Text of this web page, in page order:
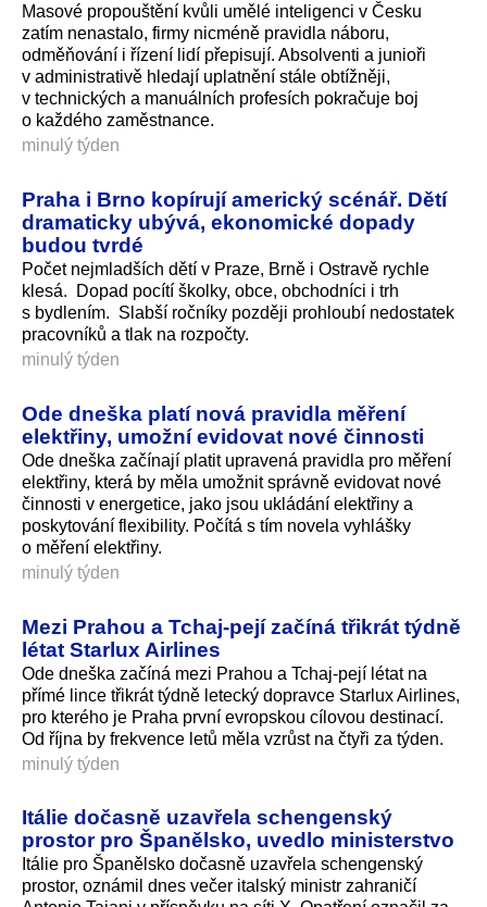
Masové propouštění kvůli umělé inteligenci v Česku
zatím nenastalo, firmy nicméně pravidla náboru,
odměňování i řízení lidí přepisují. Absolventi a junioři
v administrativě hledají uplatnění stále obtížněji,
v technických a manuálních profesích pokračuje boj
o každého zaměstnance.
minulý týden
Praha i Brno kopírují americký scénář. Dětí
dramaticky ubývá, ekonomické dopady
budou tvrdé
Počet nejmladších dětí v Praze, Brně i Ostravě rychle
klesá. Dopad pocítí školky, obce, obchodníci i trh
s bydlením. Slabší ročníky později prohloubí nedostatek
pracovníků a tlak na rozpočty.
minulý týden
Ode dneška platí nová pravidla měření
elektřiny, umožní evidovat nové činnosti
Ode dneška začínají platit upravená pravidla pro měření
elektřiny, která by měla umožnit správně evidovat nové
činnosti v energetice, jako jsou ukládání elektřiny a
poskytování flexibility. Počítá s tím novela vyhlášky
o měření elektřiny.
minulý týden
Mezi Prahou a Tchaj-pejí začíná třikrát týdně
létat Starlux Airlines
Ode dneška začíná mezi Prahou a Tchaj-pejí létat na
přímé lince třikrát týdně letecký dopravce Starlux Airlines,
pro kterého je Praha první evropskou cílovou destinací.
Od října by frekvence letů měla vzrůst na čtyři za týden.
minulý týden
Itálie dočasně uzavřela schengenský
prostor pro Španělsko, uvedlo ministerstvo
Itálie pro Španělsko dočasně uzavřela schengenský
prostor, oznámil dnes večer italský ministr zahraničí